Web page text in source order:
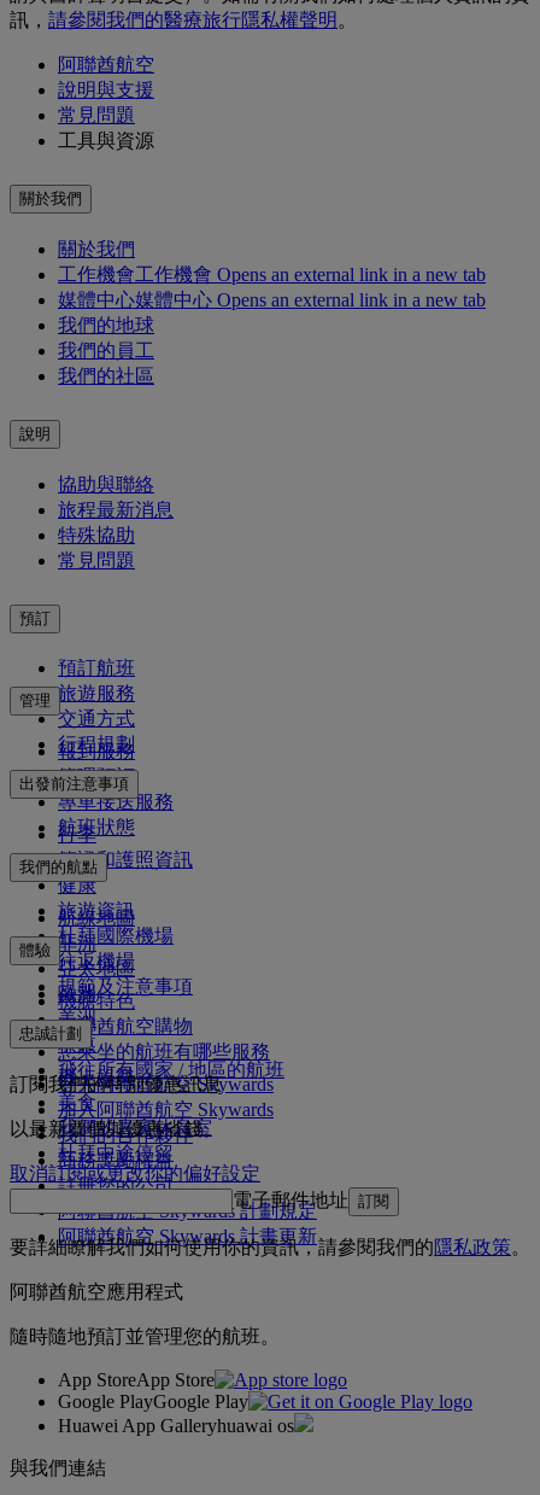
訊， 請參閱我們的醫療旅行隱私權聲明 。
阿聯酋航空
說明與支援
常見問題
工具與資源
關於我們
關於我們
工作機會工作機會 Opens an external link in a new tab
媒體中心媒體中心 Opens an external link in a new tab
我們的地球
我們的員工
我們的社區
說明
協助與聯絡
旅程最新消息
特殊協助
常見問題
預訂
預訂航班
旅遊服務
交通方式
行程規劃
管理
報到服務
管理預訂
專車接送服務
航班狀態
出發前注意事項
行李
簽證和護照資訊
健康
旅遊資訊
杜拜國際機場
往返機場
規範及注意事項
我們的航點
航線地圖
非洲
亞太地區
歐洲
美洲
中東
飛往所有國家 / 地區的航班
體驗
機艙特色
阿聯酋航空購物
您乘坐的航班有哪些服務
機上娛樂
美食
我們的貴賓休息室
杜拜中途停留
忠誠計劃
登入阿聯酋航空 Skywards
加入阿聯酋航空 Skywards
我們的合作夥伴
商務獎勵權益
註冊您的公司
阿聯酋航空 Skywards 計劃規定
阿聯酋航空 Skywards 計畫更新
訂閱我們的特別優惠訊息
以最新票價與優惠省錢。
取消訂閱或更改你的偏好設定
電子郵件地址 訂閱
要詳細瞭解我們如何使用你的資訊，請參閱我們的隱私政策。
阿聯酋航空應用程式
隨時隨地預訂並管理您的航班。
App StoreApp Store
Google PlayGoogle Play
Huawei App Galleryhuawai os
與我們連結